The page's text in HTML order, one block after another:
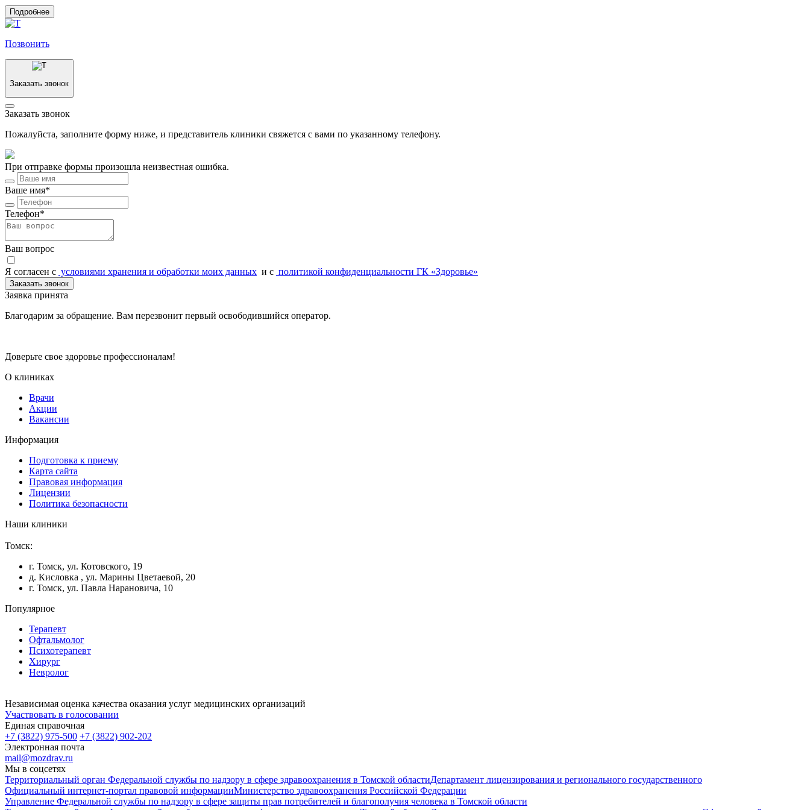
Подробнее
Позвонить
Заказать звонок
Заказать звонок
Пожалуйста, заполните форму ниже, и представитель клиники свяжется с вами по указанному телефону.
При отправке формы произошла неизвестная ошибка.
Ваше имя*
Телефон*
Ваш вопрос
Я согласен c условиями хранения и обработки моих данных и с политикой конфиденциальности ГК «Здоровье»
Заказать звонок
Заявка принята
Благодарим за обращение. Вам перезвонит первый освободившийся оператор.
Доверьте свое здоровье профессионалам!
О клиниках
Врачи
Акции
Вакансии
Информация
Подготовка к приему
Карта сайта
Правовая информация
Лицензии
Политика безопасности
Наши клиники
Томск:
г. Томск, ул. Котовского, 19
д. Кисловка , ул. Марины Цветаевой, 20
г. Томск, ул. Павла Нарановича, 10
Популярное
Терапевт
Офтальмолог
Психотерапевт
Хирург
Невролог
Независимая оценка качества оказания услуг медицинских организаций
Участвовать в голосовании
Единая справочная
+7 (3822) 975-500 +7 (3822) 902-202
Электронная почта
mail@mozdrav.ru
Мы в соцсетях
Территориальный орган Федеральной службы по надзору в сфере здравоохранения в Томской областиДепартамент лицензирования и регионального государственного
Официальный интернет-портал правовой информацииМинистерство здравоохранения Российской Федерации
Управление Федеральной службы по надзору в сфере защиты прав потребителей и благополучия человека в Томской области